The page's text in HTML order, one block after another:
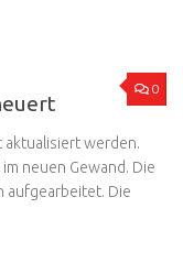
0
aktualisiert werden.
neuen Gewand. Die
aufgearbeitet. Die